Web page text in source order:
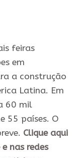
feiras
em
a construção
Latina. Em
60 mil
55 países. O
Clique aqui
nas redes